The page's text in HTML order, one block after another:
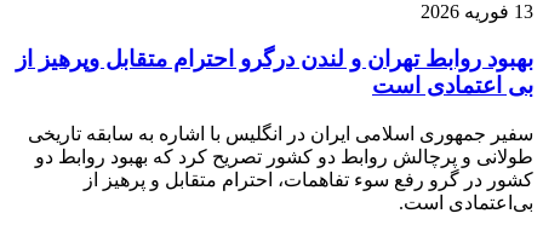
13 فوریه 2026
بهبود روابط تهران و لندن درگرو احترام متقابل وپرهیز از
بی‌ اعتمادی است
سفیر جمهوری اسلامی ایران در انگلیس با اشاره به سابقه تاریخی
طولانی و پرچالش روابط دو کشور تصریح کرد که بهبود روابط دو
کشور در گرو رفع سوء تفاهمات، احترام متقابل و پرهیز از
بی‌اعتمادی است.